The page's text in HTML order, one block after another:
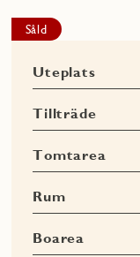
Såld
Uteplats
Tillträde
Tomtarea
Rum
Boarea